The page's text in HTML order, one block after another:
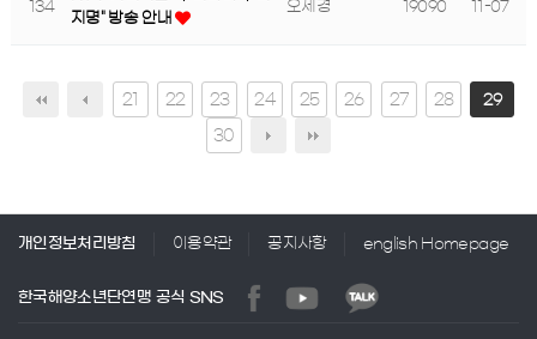
134
지명" 방송 안내
오세경 19090 11-07
21 22 23 24 25 26 27 28 29
30
개인정보처리방침 이용약관 공지사항 english Homepage
한국해양소년단연맹 공식 SNS